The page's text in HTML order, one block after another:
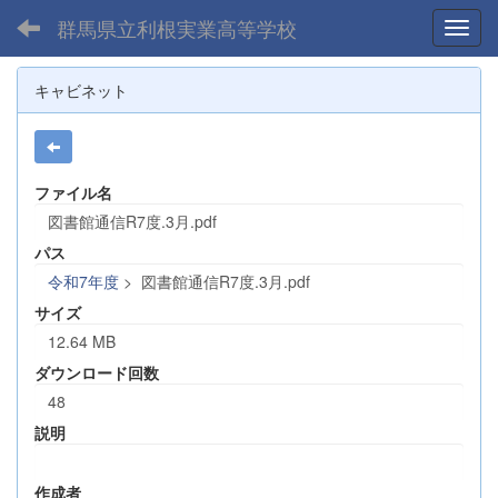
群馬県立利根実業高等学校
キャビネット
ファイル名
図書館通信R7度.3月.pdf
パス
令和7年度 > 図書館通信R7度.3月.pdf
サイズ
12.64 MB
ダウンロード回数
48
説明
作成者